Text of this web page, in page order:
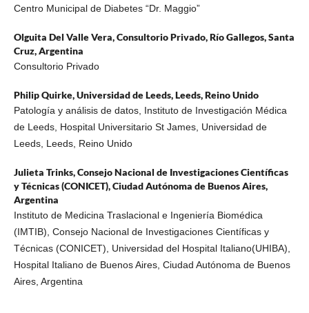
Centro Municipal de Diabetes “Dr. Maggio”
Olguita Del Valle Vera,Consultorio Privado, Río Gallegos, Santa
Cruz, Argentina
Consultorio Privado
Philip Quirke,Universidad de Leeds, Leeds, Reino Unido
Patología y análisis de datos, Instituto de Investigación Médica
de Leeds, Hospital Universitario St James, Universidad de
Leeds, Leeds, Reino Unido
Julieta Trinks,Consejo Nacional de Investigaciones Científicas
y Técnicas (CONICET), Ciudad Autónoma de Buenos Aires,
Argentina
Instituto de Medicina Traslacional e Ingeniería Biomédica
(IMTIB), Consejo Nacional de Investigaciones Científicas y
Técnicas (CONICET), Universidad del Hospital Italiano(UHIBA),
Hospital Italiano de Buenos Aires, Ciudad Autónoma de Buenos
Aires, Argentina